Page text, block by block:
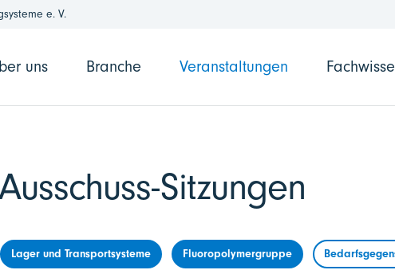
e. V.
uns Branche Veranstaltungen
Sitzungen
Lager und Transportsysteme Fluoropolymergruppe